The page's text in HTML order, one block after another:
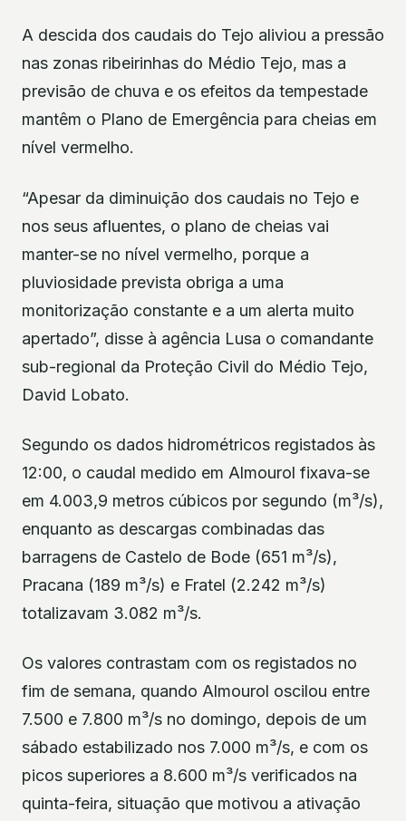
A descida dos caudais do Tejo aliviou a pressão
nas zonas ribeirinhas do Médio Tejo, mas a
previsão de chuva e os efeitos da tempestade
mantêm o Plano de Emergência para cheias em
nível vermelho.
“Apesar da diminuição dos caudais no Tejo e
nos seus afluentes, o plano de cheias vai
manter-se no nível vermelho, porque a
pluviosidade prevista obriga a uma
monitorização constante e a um alerta muito
apertado”, disse à agência Lusa o comandante
sub-regional da Proteção Civil do Médio Tejo,
David Lobato.
Segundo os dados hidrométricos registados às
12:00, o caudal medido em Almourol fixava-se
em 4.003,9 metros cúbicos por segundo (m³/s),
enquanto as descargas combinadas das
barragens de Castelo de Bode (651 m³/s),
Pracana (189 m³/s) e Fratel (2.242 m³/s)
totalizavam 3.082 m³/s.
Os valores contrastam com os registados no
fim de semana, quando Almourol oscilou entre
7.500 e 7.800 m³/s no domingo, depois de um
sábado estabilizado nos 7.000 m³/s, e com os
picos superiores a 8.600 m³/s verificados na
quinta-feira, situação que motivou a ativação